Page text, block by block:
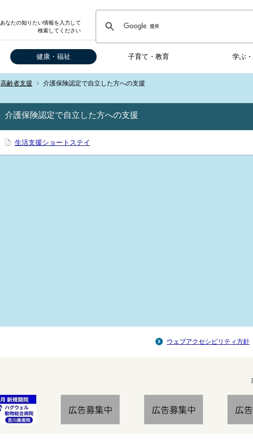
あなたの知りたい情報を入力して
検索してください
健康・福祉 子育て・教育 学ぶ
高齢者支援 介護保険認定で自立した方への支援
介護保険認定で自立した方への支援
生活支援ショートステイ
ウェブアクセシビリティ方針